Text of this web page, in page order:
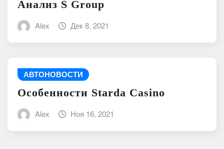
Анализ S Group
Alex Дек 8, 2021
АВТОНОВОСТИ
Особенности Starda Сasino
Alex Ноя 16, 2021